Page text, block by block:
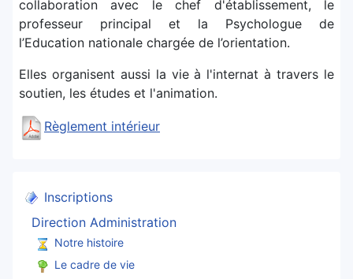
collaboration avec le chef d'établissement, le
professeur principal et la Psychologue de
l’Education nationale chargée de l’orientation.
Elles organisent aussi la vie à l'internat à travers le
soutien, les études et l'animation.
Règlement intérieur
Inscriptions
Direction Administration
Notre histoire
Le cadre de vie